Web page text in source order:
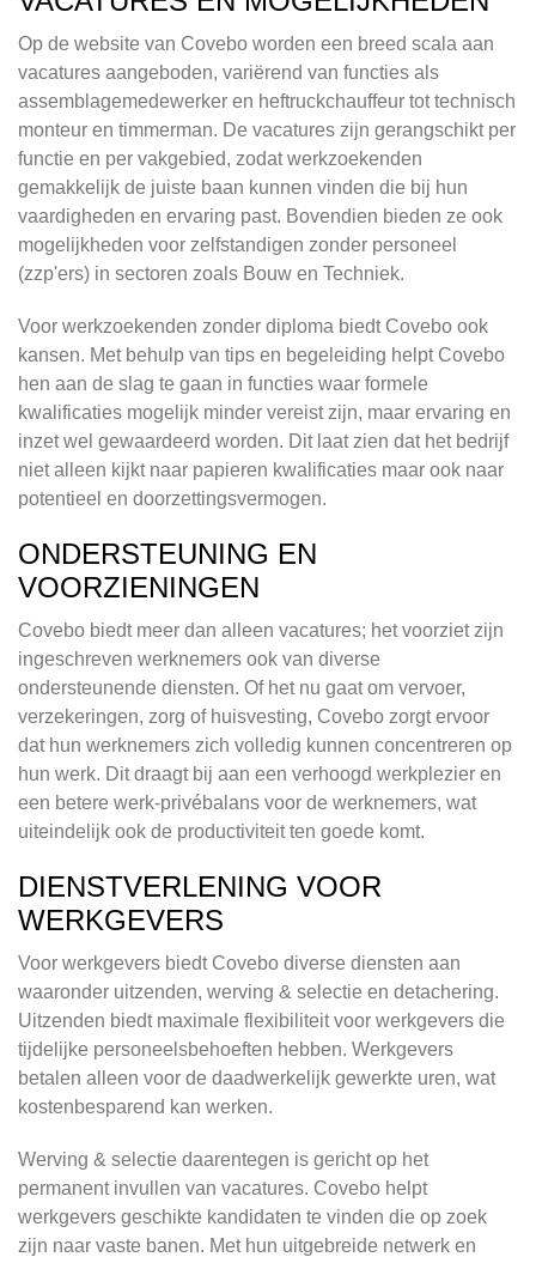
Op de website van Covebo worden een breed scala aan
vacatures aangeboden, variërend van functies als
assemblagemedewerker en heftruckchauffeur tot technisch
monteur en timmerman. De vacatures zijn gerangschikt per
functie en per vakgebied, zodat werkzoekenden
gemakkelijk de juiste baan kunnen vinden die bij hun
vaardigheden en ervaring past. Bovendien bieden ze ook
mogelijkheden voor zelfstandigen zonder personeel
(zzp'ers) in sectoren zoals Bouw en Techniek.
Voor werkzoekenden zonder diploma biedt Covebo ook
kansen. Met behulp van tips en begeleiding helpt Covebo
hen aan de slag te gaan in functies waar formele
kwalificaties mogelijk minder vereist zijn, maar ervaring en
inzet wel gewaardeerd worden. Dit laat zien dat het bedrijf
niet alleen kijkt naar papieren kwalificaties maar ook naar
potentieel en doorzettingsvermogen.
ONDERSTEUNING EN
VOORZIENINGEN
Covebo biedt meer dan alleen vacatures; het voorziet zijn
ingeschreven werknemers ook van diverse
ondersteunende diensten. Of het nu gaat om vervoer,
verzekeringen, zorg of huisvesting, Covebo zorgt ervoor
dat hun werknemers zich volledig kunnen concentreren op
hun werk. Dit draagt bij aan een verhoogd werkplezier en
een betere werk-privébalans voor de werknemers, wat
uiteindelijk ook de productiviteit ten goede komt.
DIENSTVERLENING VOOR
WERKGEVERS
Voor werkgevers biedt Covebo diverse diensten aan
waaronder uitzenden, werving & selectie en detachering.
Uitzenden biedt maximale flexibiliteit voor werkgevers die
tijdelijke personeelsbehoeften hebben. Werkgevers
betalen alleen voor de daadwerkelijk gewerkte uren, wat
kostenbesparend kan werken.
Werving & selectie daarentegen is gericht op het
permanent invullen van vacatures. Covebo helpt
werkgevers geschikte kandidaten te vinden die op zoek
zijn naar vaste banen. Met hun uitgebreide netwerk en